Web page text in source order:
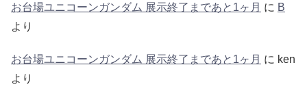
お台場ユニコーンガンダム 展示終了まであと1ヶ月 に B
より
お台場ユニコーンガンダム 展示終了まであと1ヶ月 に ken
より